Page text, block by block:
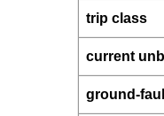
trip class
current
ground-